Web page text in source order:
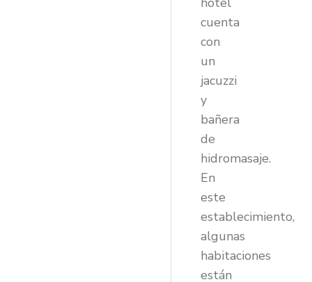
cuenta
con
un
jacuzzi
y
bañera
de
hidromasaje.
En
este
establecimiento,
algunas
habitaciones
están